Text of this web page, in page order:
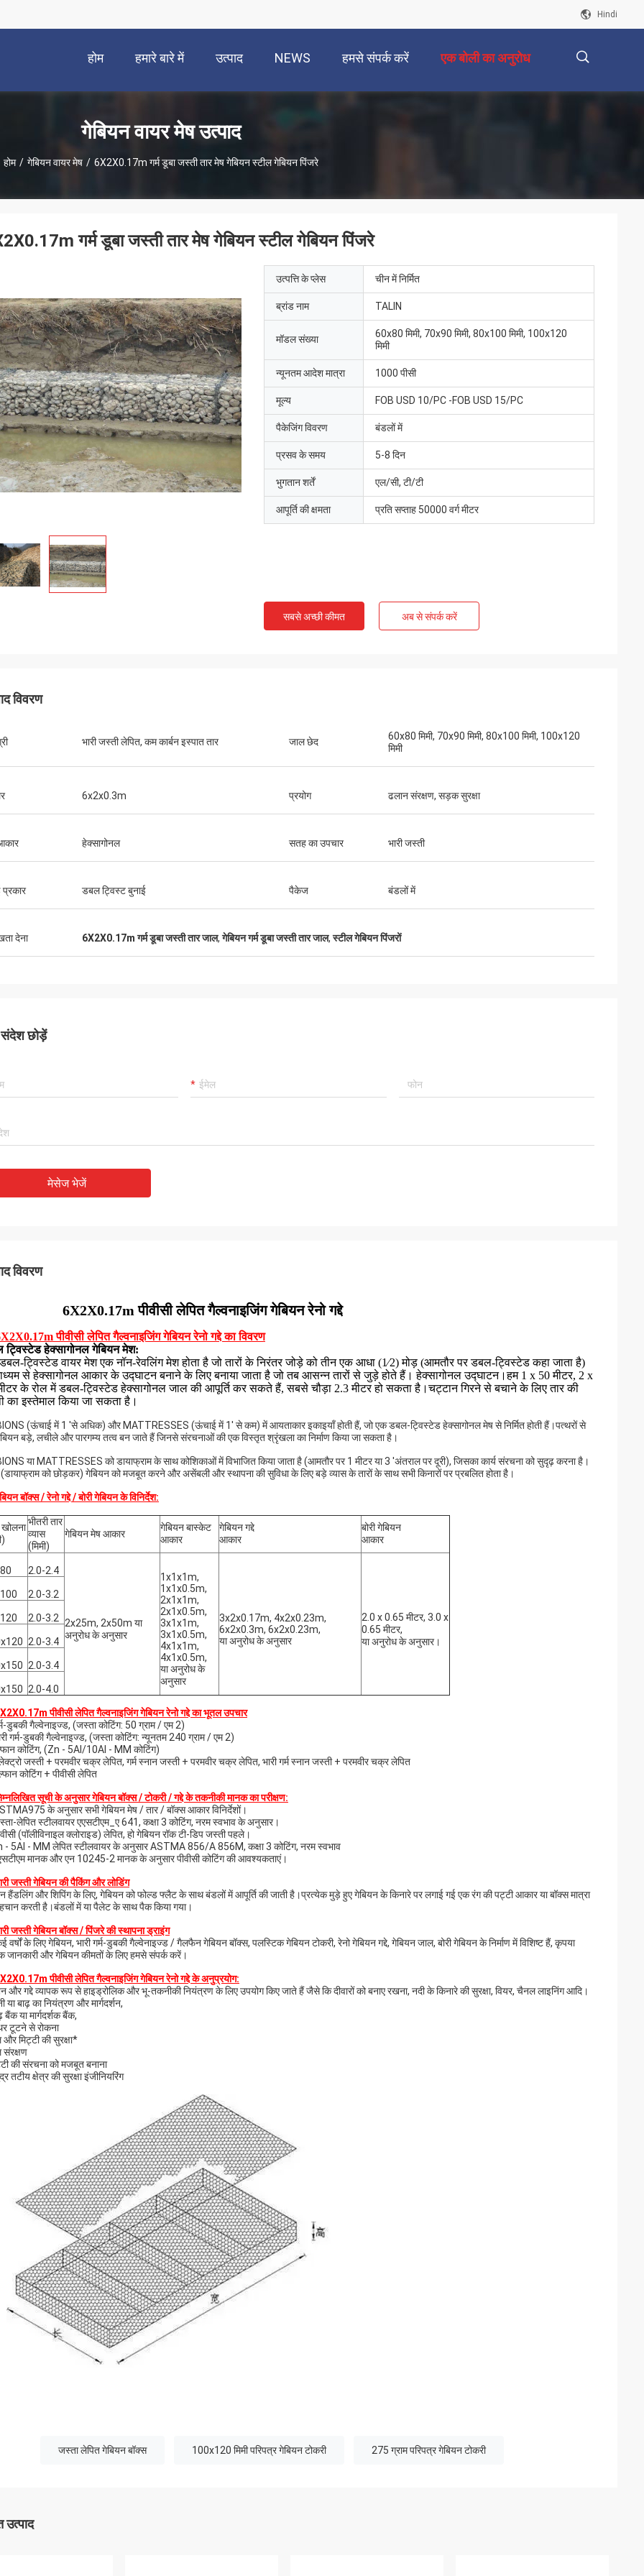
Hindi
होम हमारे बारे में उत्पाद NEWS हमसे संपर्क करें एक बोली का अनुरोध
गेबियन वायर मेष उत्पाद
होम / गेबियन वायर मेष / 6X2X0.17m गर्म डूबा जस्ती तार मेष गेबियन स्टील गेबियन पिंजरे
माल की
है, और मैं
गर्म डूबा जस्ती तार मेष गेबियन स्टील गेबियन पिंजरे
उत्पत्ति के प्लेस चीन में निर्मित
ब्रांड नाम TALIN
मॉडल संख्या
60x80 मिमी, 70x90 मिमी, 80x100 मिमी, 100x120
मिमी
न्यूनतम आदेश मात्रा 1000 पीसी
मूल्य FOB USD 10/PC -FOB USD 15/PC
पैकेजिंग विवरण बंडलों में
प्रसव के समय 5-8 दिन
भुगतान शर्तें एल/सी, टी/टी
आपूर्ति की क्षमता प्रति सप्ताह 50000 वर्ग मीटर
सबसे अच्छी कीमत अब से संपर्क करें
विवरण
भारी जस्ती लेपित, कम कार्बन इस्पात तार जाल छेद
60x80 मिमी, 70x90 मिमी, 80x100 मिमी, 100x120
मिमी
6x2x0.3m प्रयोग ढलान संरक्षण, सड़क सुरक्षा
हेक्सागोनल सतह का उपचार भारी जस्ती
प्रकार डबल ट्विस्ट बुनाई पैकेज बंडलों में
देना 6X2X0.17m गर्म डूबा जस्ती तार जाल,गेबियन गर्म डूबा जस्ती तार जाल,स्टील गेबियन पिंजरों
छोड़ें
मेसेज भेजें
विवरण
6X2X0.17m पीवीसी लेपित गैल्वनाइजिंग गेबियन रेनो गद्दे
पीवीसी लेपित गैल्वनाइजिंग गेबियन रेनो गद्दे का विवरण
ट्विस्टेड हेक्सागोनल गेबियन मेश:
ट्विस्टेड वायर मेश एक नॉन-रेवलिंग मेश होता है जो तारों के निरंतर जोड़े को तीन एक आधा (1⁄2) मोड़ (आमतौर पर डबल-ट्विस्टेड कहा जाता है)
से हेक्सागोनल आकार के उद्घाटन बनाने के लिए बनाया जाता है जो तब आसन्न तारों से जुड़े होते हैं। हेक्सागोनल उद्घाटन।हम 1 x 50 मीटर, 2 x
के रोल में डबल-ट्विस्टेड हेक्सागोनल जाल की आपूर्ति कर सकते हैं, सबसे चौड़ा 2.3 मीटर हो सकता है।चट्टान गिरने से बचाने के लिए तार की
का इस्तेमाल किया जा सकता है।
(ऊंचाई में 1 'से अधिक) और MATTRESSES (ऊंचाई में 1' से कम) में आयताकार इकाइयाँ होती हैं, जो एक डबल-ट्विस्टेड हेक्सागोनल मेष से निर्मित होती हैं।पत्थरों से
बड़े, लचीले और पारगम्य तत्व बन जाते हैं जिनसे संरचनाओं की एक विस्तृत श्रृंखला का निर्माण किया जा सकता है।
या MATTRESSES को डायाफ्राम के साथ कोशिकाओं में विभाजित किया जाता है (आमतौर पर 1 मीटर या 3 'अंतराल पर दूरी), जिसका कार्य संरचना को सुदृढ़ करना है।
को छोड़कर) गेबियन को मजबूत करने और असेंबली और स्थापना की सुविधा के लिए बड़े व्यास के तारों के साथ सभी किनारों पर प्रबलित होता है।
बॉक्स / रेनो गद्दे / बोरी गेबियन के विनिर्देश:
भीतरी तार
व्यास
(मिमी)
गेबियन मेष आकार
गेबियन बास्केट
आकार
गेबियन गद्दे
आकार
बोरी गेबियन
आकार
2.0-2.4
2x25m, 2x50m या
अनुरोध के अनुसार
1x1x1m,
1x1x0.5m,
2x1x1m,
2x1x0.5m,
3x1x1m,
3x1x0.5m,
4x1x1m,
4x1x0.5m,
या अनुरोध के
अनुसार
3x2x0.17m, 4x2x0.23m,
6x2x0.3m, 6x2x0.23m,
या अनुरोध के अनुसार
2.0 x 0.65 मीटर, 3.0 x
0.65 मीटर,
या अनुरोध के अनुसार।
2.0-3.2
2.0-3.2
2.0-3.4
2.0-3.4
2.0-4.0
पीवीसी लेपित गैल्वनाइजिंग गेबियन रेनो गद्दे का भूतल उपचार
डुबकी गैल्वेनाइज्ड, (जस्ता कोटिंग: 50 ग्राम / एम 2)
गर्म-डुबकी गैल्वेनाइज्ड, (जस्ता कोटिंग: न्यूनतम 240 ग्राम / एम 2)
कोटिंग, (Zn - 5Al/10Al - MM कोटिंग)
जस्ती + परमवीर चक्र लेपित, गर्म स्नान जस्ती + परमवीर चक्र लेपित, भारी गर्म स्नान जस्ती + परमवीर चक्र लेपित
कोटिंग + पीवीसी लेपित
सूची के अनुसार गेबियन बॉक्स / टोकरी / गद्दे के तकनीकी मानक का परीक्षण:
के अनुसार सभी गेबियन मेष / तार / बॉक्स आकार विनिर्देशों।
लेपित स्टीलवायर एएसटीएम_ए 641, कक्षा 3 कोटिंग, नरम स्वभाव के अनुसार।
(पॉलीविनाइल क्लोराइड) लेपित, हो गेबियन रॉक टी-डिप जस्ती पहले।
- 5Al - MM लेपित स्टीलवायर के अनुसार ASTMA 856/A 856M, कक्षा 3 कोटिंग, नरम स्वभाव
मानक और एन 10245-2 मानक के अनुसार पीवीसी कोटिंग की आवश्यकताएं।
जस्ती गेबियन की पैकिंग और लोडिंग
हैंडलिंग और शिपिंग के लिए, गेबियन को फोल्ड फ्लैट के साथ बंडलों में आपूर्ति की जाती है।प्रत्येक मुड़े हुए गेबियन के किनारे पर लगाई गई एक रंग की पट्टी आकार या बॉक्स मात्रा
करती है।बंडलों में या पैलेट के साथ पैक किया गया।
जस्ती गेबियन बॉक्स / पिंजरे की स्थापना ड्राइंग
वर्षों के लिए गेबियन, भारी गर्म-डुबकी गैल्वेनाइज्ड / गैलफैन गेबियन बॉक्स, पलस्टिक गेबियन टोकरी, रेनो गेबियन गद्दे, गेबियन जाल, बोरी गेबियन के निर्माण में विशिष्ट हैं, कृपया
जानकारी और गेबियन कीमतों के लिए हमसे संपर्क करें।
पीवीसी लेपित गैल्वनाइजिंग गेबियन रेनो गद्दे के अनुप्रयोग:
और गद्दे व्यापक रूप से हाइड्रोलिक और भू-तकनीकी नियंत्रण के लिए उपयोग किए जाते हैं जैसे कि दीवारों को बनाए रखना, नदी के किनारे की सुरक्षा, वियर, चैनल लाइनिंग आदि।
या बाढ़ का नियंत्रण और मार्गदर्शन,
बैंक या मार्गदर्शक बैंक,
टूटने से रोकना
मिट्टी की सुरक्षा*
की संरचना को मजबूत बनाना
तटीय क्षेत्र की सुरक्षा इंजीनियरिंग
जस्ता लेपित गेबियन बॉक्स 100x120 मिमी परिपत्र गेबियन टोकरी 275 ग्राम परिपत्र गेबियन टोकरी